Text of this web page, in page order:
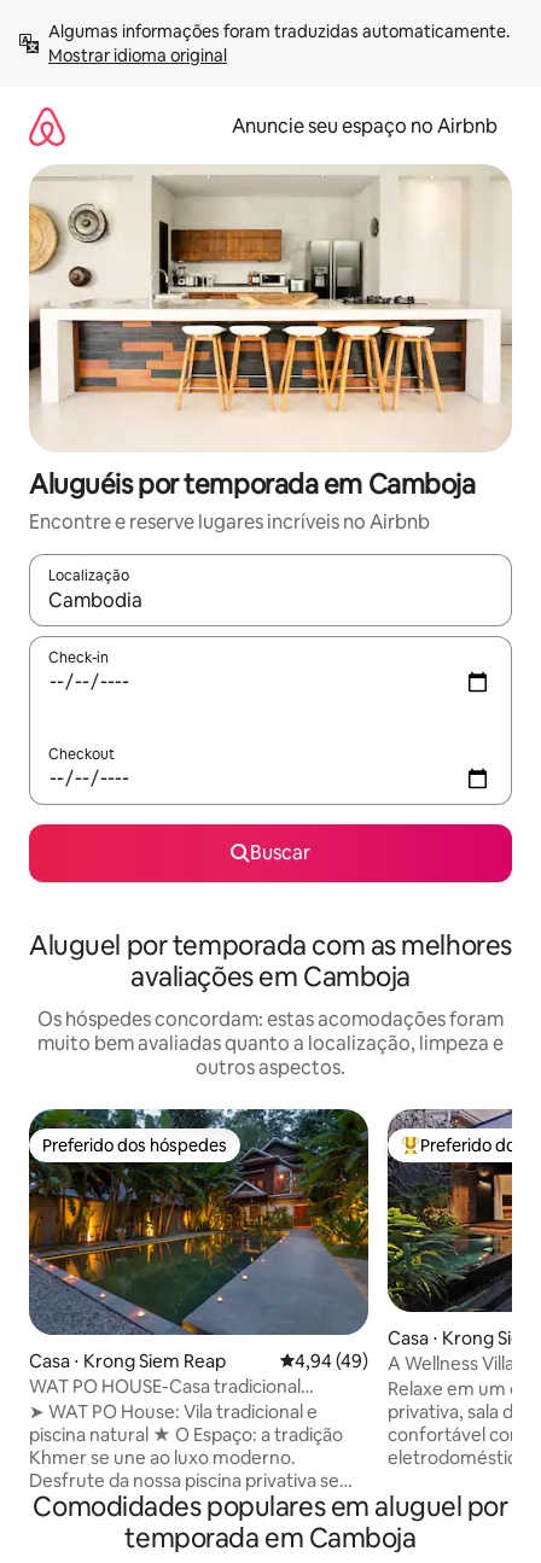
para
Mostrar idioma original
Anuncie seu espaço no Airbnb
Aluguéis por temporada em Camboja
Encontre e reserve lugares incríveis no Airbnb
Localização
Quando os resultados estiverem disponíveis, explore-os
Check-in
Checkout
Buscar
Aluguel por temporada com as melhores
avaliações em Camboja
Os hóspedes concordam: estas acomodações foram
muito bem avaliadas quanto a localização, limpeza e
outros aspectos.
Preferido dos hóspedes
Preferido dos hóspedes
Casa ⋅ Krong Siem Reap 4,94 de uma avaliação média
4,94 (49)
WAT PO HOUSE-Casa tradicional
Khmer-River Road
➤ WAT PO House: Vila tradicional e
piscina natural ★ O Espaço: a tradição
Khmer se une ao luxo moderno.
Desfrute da nossa piscina privativa sem
produtos químicos e do exuberante
jardim aquático, com localização central
ao longo do rio Siem Reap. ★
Entre os
Preferido dos
Casa ⋅ Krong
A Wellness Villa
Relaxe em um
privativa, sala de
confortável com
eletrodomésticos
no coração de
possuímos o
The Studio Villa
Comodidades populares em aluguel por
temporada em Camboja